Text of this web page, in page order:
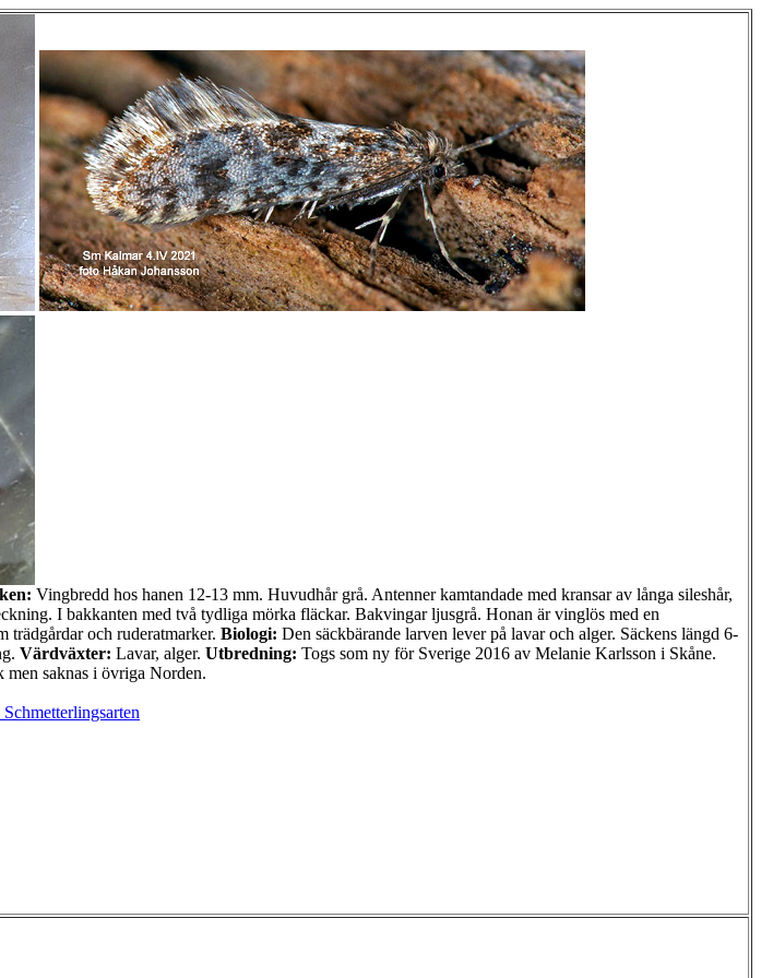
Vingbredd hos hanen 12-13 mm. Huvudhår grå. Antenner kamtandade med kransar av långa sileshår,
I bakkanten med två tydliga mörka fläckar. Bakvingar ljusgrå. Honan är vinglös med en
trädgårdar och ruderatmarker. Biologi: Den säckbärande larven lever på lavar och alger. Säckens längd 6-
Värdväxter: Lavar, alger. Utbredning: Togs som ny för Sverige 2016 av Melanie Karlsson i Skåne.
men saknas i övriga Norden.